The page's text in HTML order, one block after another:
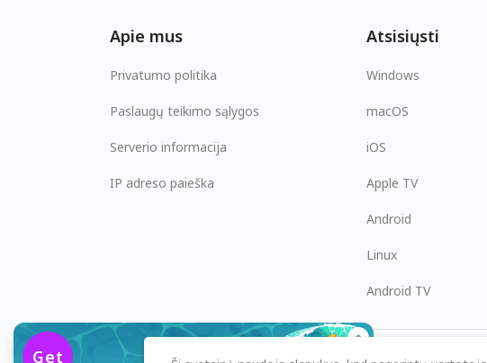
Get
Apie mus
Privatumo politika
Paslaugų teikimo sąlygos
Serverio informacija
IP adreso paieška
Atsisiųsti
Windows
macOS
iOS
Apple TV
Android
Linux
Android TV